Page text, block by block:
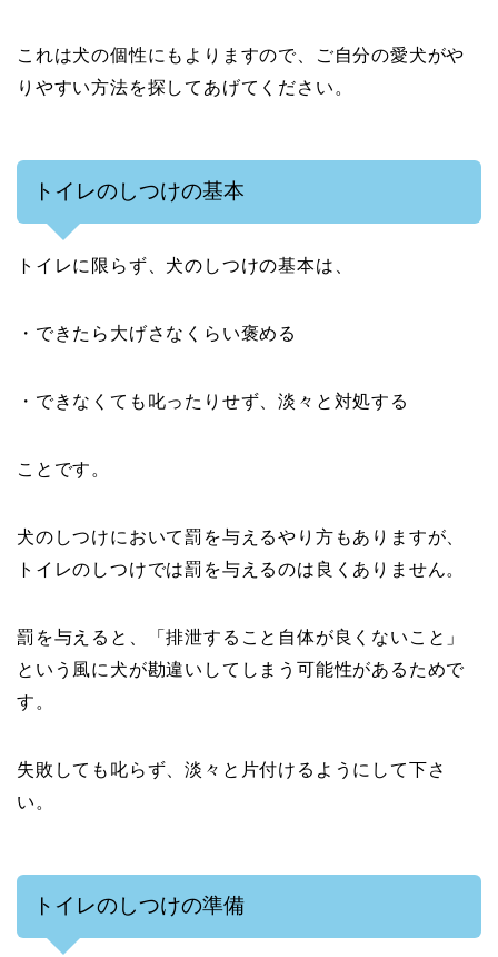
これは犬の個性にもよりますので、ご自分の愛犬がや
りやすい方法を探してあげてください。
トイレのしつけの基本
トイレに限らず、犬のしつけの基本は、
・できたら大げさなくらい褒める
・できなくても叱ったりせず、淡々と対処する
ことです。
犬のしつけにおいて罰を与えるやり方もありますが、
トイレのしつけでは罰を与えるのは良くありません。
罰を与えると、「排泄すること自体が良くないこと」
という風に犬が勘違いしてしまう可能性があるためで
す。
失敗しても叱らず、淡々と片付けるようにして下さ
い。
トイレのしつけの準備